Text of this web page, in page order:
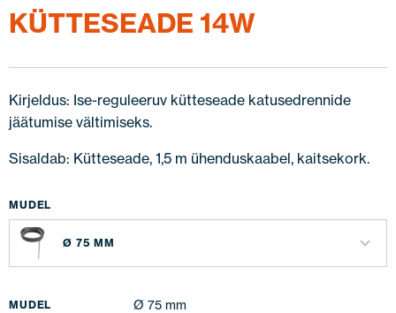
KÜTTESEADE 14W
Kirjeldus: Ise-reguleeruv kütteseade katusedrennide
jäätumise vältimiseks.
Sisaldab: Kütteseade, 1,5 m ühenduskaabel, kaitsekork.
MUDEL
Ø 75 MM
MUDEL Ø 75 mm